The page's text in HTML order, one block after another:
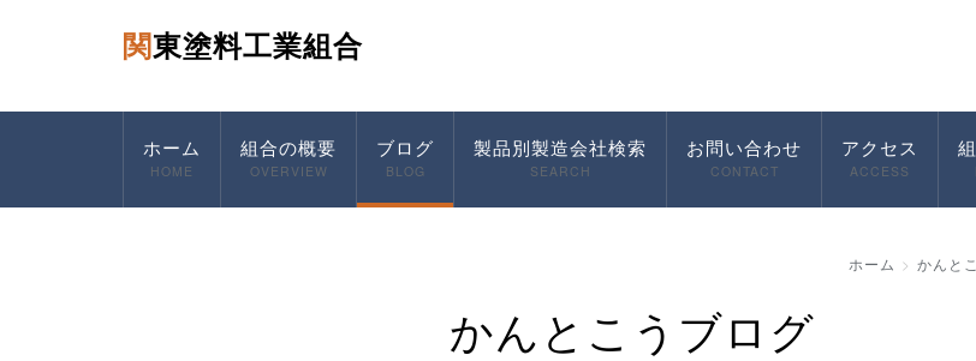
関東塗料工業組合
ホーム
HOME
組合の概要
OVERVIEW
ブログ
BLOG
製品別製造会社検索
SEARCH
お問い合わせ
CONTACT
アクセス
ACCESS
ホーム かんと
かんとこうブログ